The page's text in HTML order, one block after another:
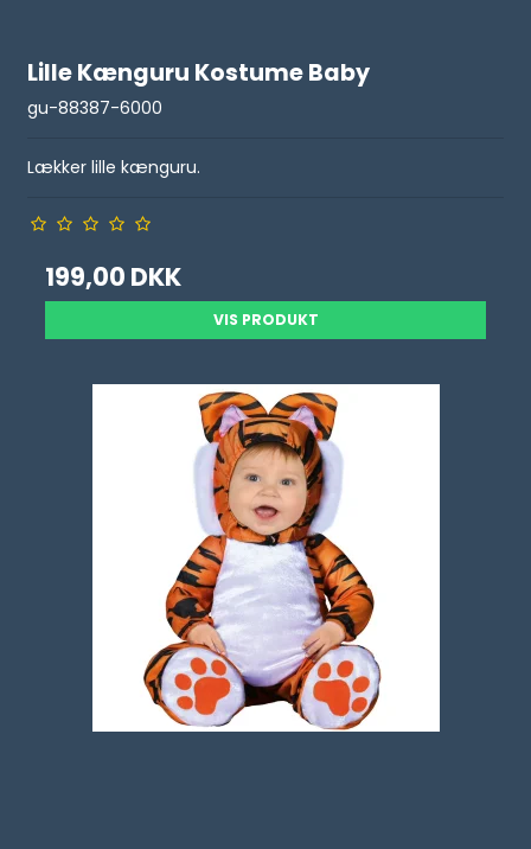
Lille Kænguru Kostume Baby
gu-88387-6000
Lækker lille kænguru.
199,00 DKK
VIS PRODUKT